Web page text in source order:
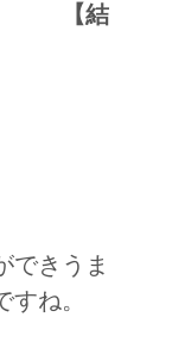
【結
できうま
ね。